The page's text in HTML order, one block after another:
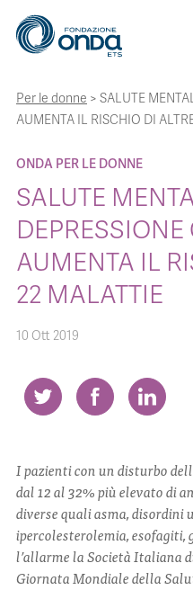
CHI SIAMO
CON CHI LAVORIAMO
STRUMENTI
BOLLINI
NEWS
ITA ENG
Per le donne > SALUTE
AUMENTA IL RISCHIO DI
ONDA PER LE DONNE
SALUTE
DEPRESSIONE
AUMENTA IL
22 MALATTIE
10 Ott 2019
I pazienti con un disturbo
dal 12 al 32% più elevato di
diverse quali asma,
ipercolesterolemia,
l’allarme la Società Italiana
Giornata Mondiale della